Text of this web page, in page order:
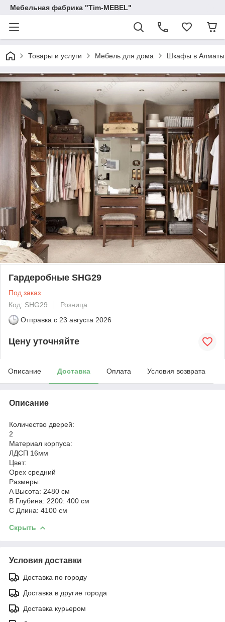
Мебельная фабрика "Tim-MEBEL"
Товары и услуги Мебель для дома Шкафы в Алматы
Гардеробные SHG29
Под заказ
Код: SHG29
Розница
Отправка с 23 августа 2026
Цену уточняйте
Описание Доставка Оплата Условия возврата
Описание
Количество дверей:
2
Материал корпуса:
ЛДСП 16мм
Цвет:
Орех средний
Размеры:
AВысота: 2480 см
B Глубина: 2200: 400 см
C Длина: 4100 см
Скрыть
Условия доставки
Доставка по городу
Доставка в другие города
Доставка курьером